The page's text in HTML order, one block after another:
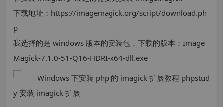
下载地址：https://imagemagick.org/script/download.ph
p
我选择的是 windows 版本的安装包，下载的版本：Image
Magick-7.1.0-51-Q16-HDRI-x64-dll.exe